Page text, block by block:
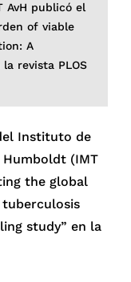
AvH publicó el
of viable
A
revista PLOS
Instituto de
Humboldt (IMT
the global
study” en la